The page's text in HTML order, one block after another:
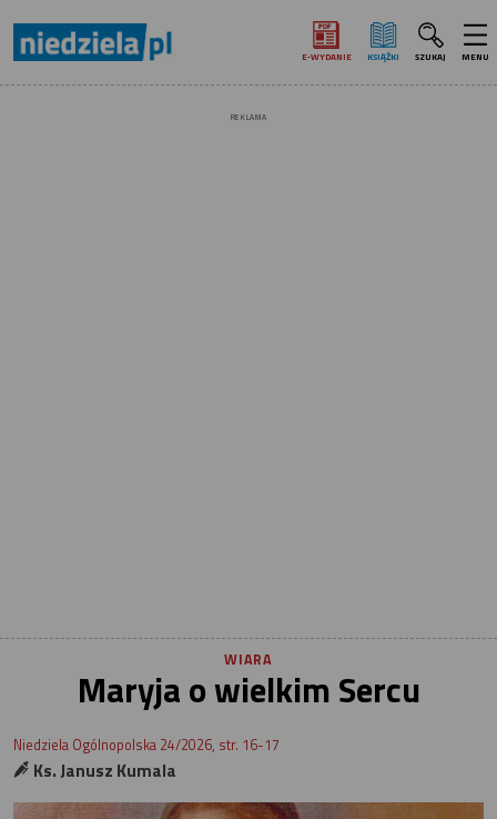
E‑WYDANIE KSIĄŻKI SZUKAJ MENU
REKLAMA
WIARA
Maryja o wielkim Sercu
Niedziela Ogólnopolska 24/2026, str. 16-17
Ks. Janusz Kumala